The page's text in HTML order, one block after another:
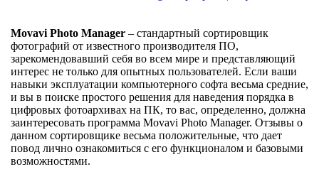
Movavi Photo Manager – стандартный сортировщик
фотографий от известного производителя ПО,
зарекомендовавший себя во всем мире и представляющий
интерес не только для опытных пользователей. Если ваши
навыки эксплуатации компьютерного софта весьма средние,
и вы в поиске простого решения для наведения порядка в
цифровых фотоархивах на ПК, то вас, определенно, должна
заинтересовать программа Movavi Photo Manager. Отзывы о
данном сортировщике весьма положительные, что дает
повод лично ознакомиться с его функционалом и базовыми
возможностями.